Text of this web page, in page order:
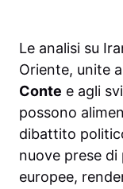
Le analisi su
Oriente, unite
Conte e agli
possono
dibattito
nuove prese di
europee,